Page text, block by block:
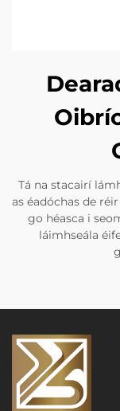
Tá na stacairí
as éadóchas de
go héasca i
láimhseála